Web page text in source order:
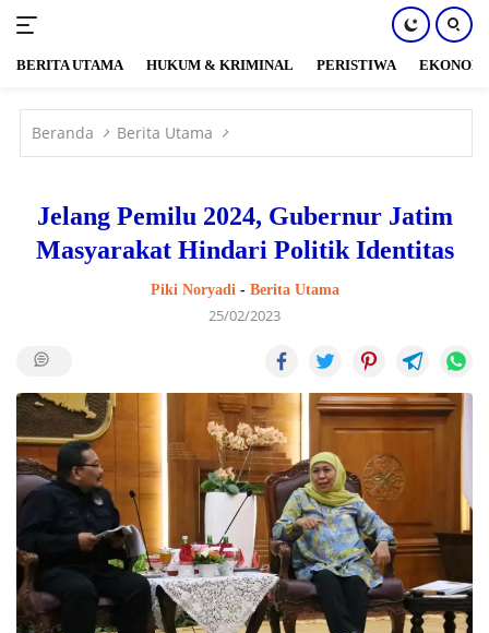
konten
BERITA UTAMA HUKUM & KRIMINAL PERISTIWA EKONOMI
Beranda Berita Utama
Jelang Pemilu 2024, Gubernur Jatim
Masyarakat Hindari Politik Identitas
Piki Noryadi- Berita Utama
25/02/2023